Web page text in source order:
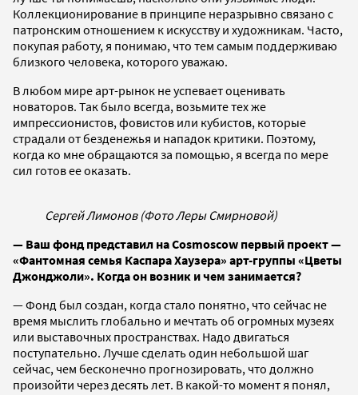
Коллекционирование в принципе неразрывно связано с
патронским отношением к искусству и художникам. Часто,
покупая работу, я понимаю, что тем самым поддерживаю
близкого человека, которого уважаю.
В любом мире арт-рынок не успевает оценивать
новаторов. Так было всегда, возьмите тех же
импрессионистов, фовистов или кубистов, которые
страдали от безденежья и нападок критики. Поэтому,
когда ко мне обращаются за помощью, я всегда по мере
сил готов ее оказать.
Сергей Лимонов (Фото Леры Смирновой)
— Ваш фонд представил на Cosmoscow первый проект —
«Фантомная семья Каспара Хаузера» арт-группы «Цветы
Джонджоли». Когда он возник и чем занимается?
— Фонд был создан, когда стало понятно, что сейчас не
время мыслить глобально и мечтать об огромных музеях
или выставочных пространствах. Надо двигаться
поступательно. Лучше сделать один небольшой шаг
сейчас, чем бесконечно прогнозировать, что должно
произойти через десять лет. В какой-то момент я понял,